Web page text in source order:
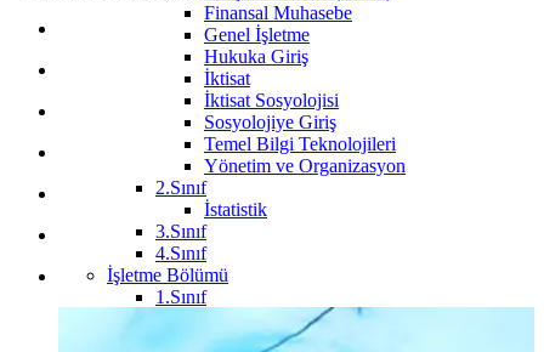
Finansal Muhasebe
Genel İşletme
Hukuka Giriş
İktisat
İktisat Sosyolojisi
Sosyolojiye Giriş
Temel Bilgi Teknolojileri
Yönetim ve Organizasyon
2.Sınıf
İstatistik
3.Sınıf
4.Sınıf
İşletme Bölümü
1.Sınıf
İşletme İlkeleri
Davranış Bilimleri